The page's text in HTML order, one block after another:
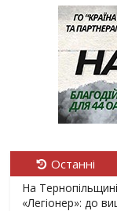
Останні
На
«Легіонер»: до